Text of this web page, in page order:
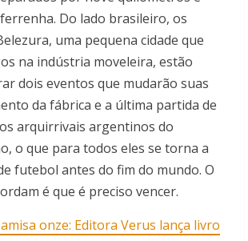
Do lado brasileiro, os
uma pequena cidade que
na indústria moveleira, estão
dois eventos que mudarão suas
da fábrica e a última partida de
arquirrivais argentinos do
o que para todos eles se torna a
futebol antes do fim do mundo. O
é que é preciso vencer.
onze: Editora Verus lança livro